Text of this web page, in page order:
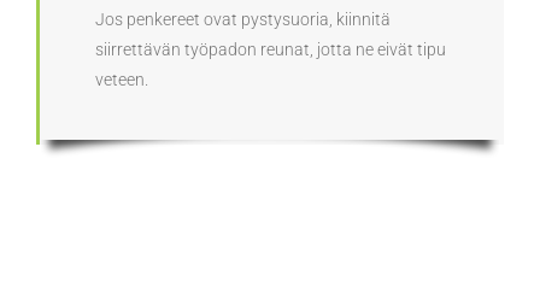
Jos penkereet ovat pystysuoria, kiinnitä
siirrettävän työpadon reunat, jotta ne eivät tipu
veteen.